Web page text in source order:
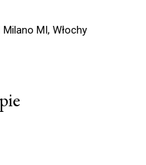
MI, Włochy